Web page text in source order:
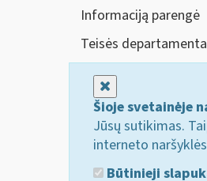
Informaciją parengė
Teisės
Šioje svetainėje
Jūsų sutikimas.
interneto
Būtinieji